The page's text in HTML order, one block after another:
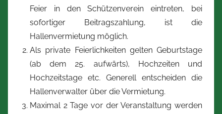
Feier in den Schützenverein eintreten, bei
sofortiger Beitragszahlung, ist die
Hallenvermietung möglich.
Als private Feierlichkeiten gelten Geburtstage
(ab dem 25. aufwärts), Hochzeiten und
Hochzeitstage etc. Generell entscheiden die
Hallenverwalter über die Vermietung.
Maximal 2 Tage vor der Veranstaltung werden